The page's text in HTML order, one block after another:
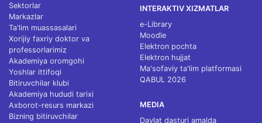
Sektorlar
Markazlar
Ta'lim muassasalari
Xorijiy faxriy doktor va
professorlarimiz
Akademiya oromgohi
Yoshlar ittifoqi
Bitiruvchilar klubi
Akademiya hududi tarixi
Axborot-resurs markazi
Bizning bitiruvchilar
INTERAKTIV XIZMATLAR
e-Library
Moodle
Elektron pochta
Elektron hujjat
Ma'sofaviy ta'lim platformasi
QABUL 2026
MEDIA
Davlat dasturi amalda